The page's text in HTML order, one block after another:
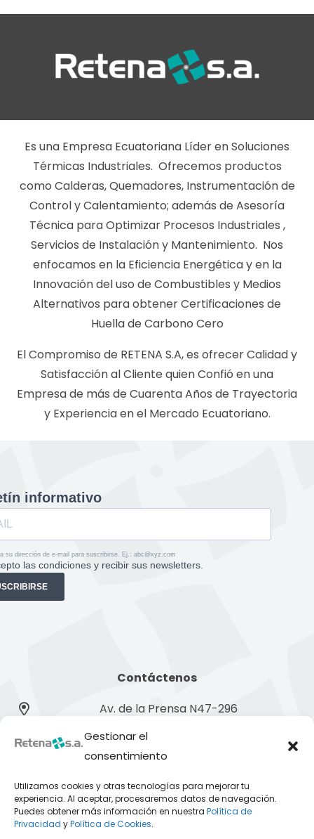
Gestionar el
consentimiento
Utilizamos cookies y otras tecnologías para mejorar tu
experiencia. Al aceptar, procesaremos datos de navegación.
Puedes obtener más información en nuestra Política de
Privacidad yPolítica de Cookies.
Es una Empresa Ecuatoriana Líder en Soluciones
Térmicas Industriales. Ofrecemos productos
como Calderas, Quemadores, Instrumentación de
Control y Calentamiento; además de Asesoría
Técnica para Optimizar Procesos Industriales ,
Servicios de Instalación y Mantenimiento. Nos
enfocamos en la Eficiencia Energética y en la
Innovación del uso de Combustibles y Medios
Alternativos para obtener Certificaciones de
Huella de Carbono Cero
El Compromiso de RETENA S.A, es ofrecer Calidad y
Satisfacción al Cliente quien Confió en una
Empresa de más de Cuarenta Años de Trayectoria
y Experiencia en el Mercado Ecuatoriano.
informativo
su dirección de e-mail para suscribirse. Ej.: abc@xyz.com
las condiciones y recibir sus newsletters.
Contáctenos
Av. de la Prensa N47-296
0981337774
Información
Catálogo